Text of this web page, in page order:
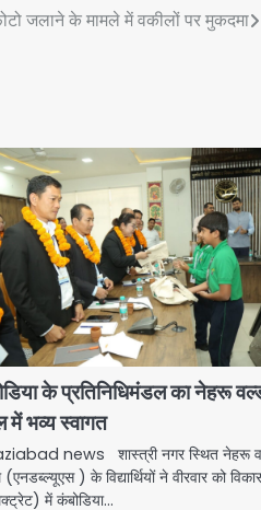
जलाने के मामले में वकीलों पर मुकदमा
के प्रतिनिधिमंडल का नेहरू
भव्य स्वागत
news शास्त्री नगर स्थित नेहरू
) के विद्यार्थियों ने वीरवार को
में कंबोडिया…